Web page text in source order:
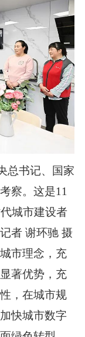
书记、国家
察。这是11
城市建设者
者 谢环驰 摄
市理念，充
著优势，充
，在城市规
快城市数字